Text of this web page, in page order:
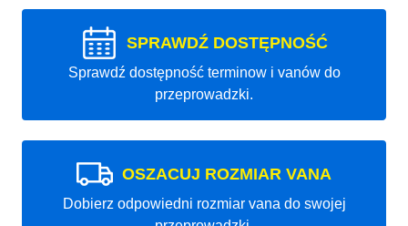
SPRAWDŹ DOSTĘPNOŚĆ
Sprawdź dostępność terminow i vanów do
przeprowadzki.
OSZACUJ ROZMIAR VANA
Dobierz odpowiedni rozmiar vana do swojej